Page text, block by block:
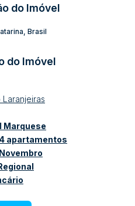
do Imóvel
Brasil
do Imóvel
Marquese
apartamentos